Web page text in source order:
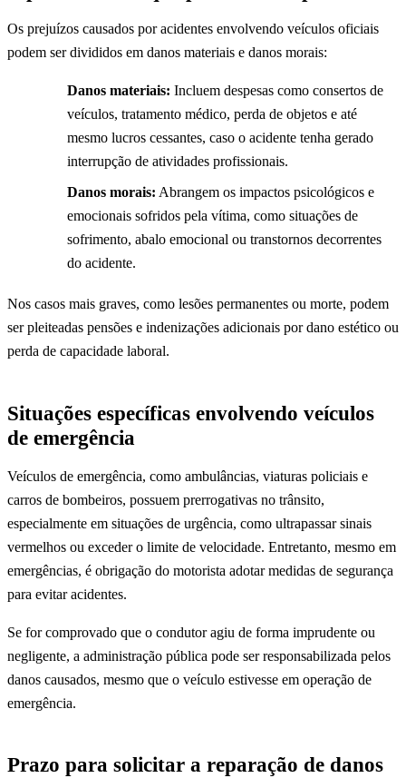
Os prejuízos causados por acidentes envolvendo veículos oficiais
podem ser divididos em danos materiais e danos morais:
Danos materiais: Incluem despesas como consertos de
veículos, tratamento médico, perda de objetos e até
mesmo lucros cessantes, caso o acidente tenha gerado
interrupção de atividades profissionais.
Danos morais: Abrangem os impactos psicológicos e
emocionais sofridos pela vítima, como situações de
sofrimento, abalo emocional ou transtornos decorrentes
do acidente.
Nos casos mais graves, como lesões permanentes ou morte, podem
ser pleiteadas pensões e indenizações adicionais por dano estético ou
perda de capacidade laboral.
Situações específicas envolvendo veículos
de emergência
Veículos de emergência, como ambulâncias, viaturas policiais e
carros de bombeiros, possuem prerrogativas no trânsito,
especialmente em situações de urgência, como ultrapassar sinais
vermelhos ou exceder o limite de velocidade. Entretanto, mesmo em
emergências, é obrigação do motorista adotar medidas de segurança
para evitar acidentes.
Se for comprovado que o condutor agiu de forma imprudente ou
negligente, a administração pública pode ser responsabilizada pelos
danos causados, mesmo que o veículo estivesse em operação de
emergência.
Prazo para solicitar a reparação de danos